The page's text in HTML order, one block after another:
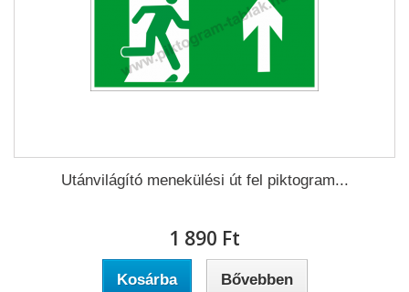
Utánvilágító menekülési út fel piktogram...
1 890 Ft‎
Kosárba Bővebben